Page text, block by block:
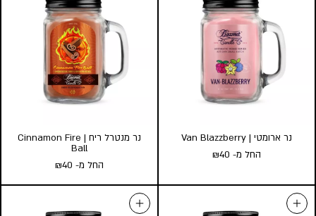
החל מ- ₪40
גודל:
s
l
הוסף לעגלה
Juice
החל מ- ₪40
גודל:
s
l
הוסף לעגלה
נר ארומטי | Van Blazzberry
החל מ-
₪40
נר ארומטי | Van Blazzberry
נר מנטרל ריח | Cinnamon Fire
Ball
החל מ-
₪40
נר מנטרל ריח | Cinnamon Fire